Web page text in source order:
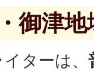
御津地
ターは、